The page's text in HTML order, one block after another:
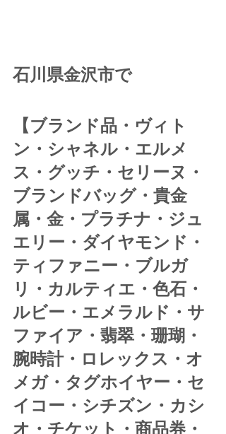
石川県金沢市で
【ブランド品・ヴィト
ン・シャネル・エルメ
ス・グッチ・セリーヌ・
ブランドバッグ・貴金
属・金・プラチナ・ジュ
エリー・ダイヤモンド・
ティファニー・ブルガ
リ・カルティエ・色石・
ルビー・エメラルド・サ
ファイア・翡翠・珊瑚・
腕時計・ロレックス・オ
メガ・タグホイヤー・セ
イコー・シチズン・カシ
オ・チケット・商品券・